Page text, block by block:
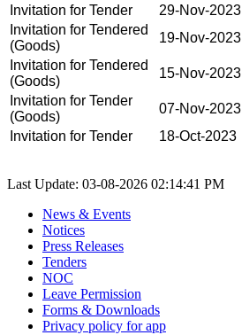
Invitation for Tender
29-Nov-2023
Invitation for Tendered
(Goods)
19-Nov-2023
Invitation for Tendered
(Goods)
15-Nov-2023
Invitation for Tender
(Goods)
07-Nov-2023
Invitation for Tender
18-Oct-2023
Last Update: 03-08-2026 02:14:41 PM
News & Events
Notices
Press Releases
Tenders
NOC
Leave Permission
Forms & Downloads
Privacy policy for app